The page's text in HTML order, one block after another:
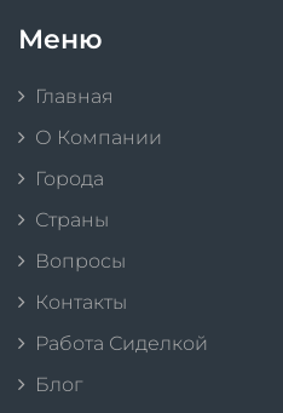
Меню
Главная
О Компании
Города
Страны
Вопросы
Контакты
Работа Сиделкой
Блог